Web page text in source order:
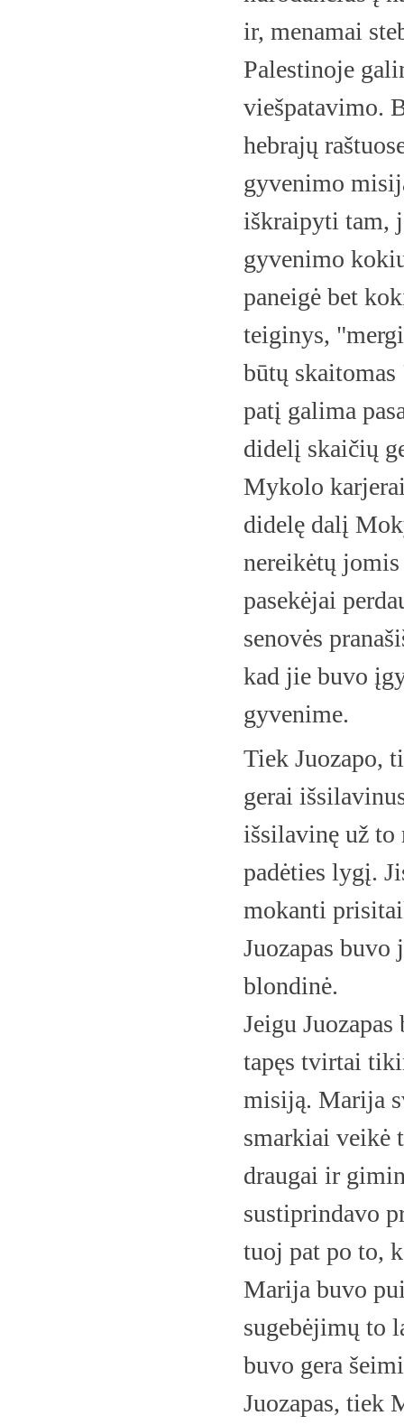
ir, menamai
Palestinoje
viešpatavimo.
hebrajų
gyvenimo
iškraipyti tam,
gyvenimo
paneigė bet
teiginys,
būtų
patį galima
didelį skaičių
Mykolo
didelę dalį
nereikėtų
pasekėjai
senovės
kad jie buvo
gyvenime.
Tiek Juozapo,
gerai
išsilavinę už to
padėties lygį.
mokanti
Juozapas
blondinė.
Jeigu
tapęs tvirtai
misiją. Marija
smarkiai veikė
draugai ir
sustiprindavo
tuoj pat po to,
Marija buvo
sugebėjimų to
buvo gera
Juozapas, tiek